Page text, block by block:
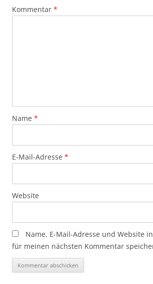
Kommentar *
Name *
E-Mail-Adresse *
Website
Name, E-Mail-Adresse und Website
für meinen nächsten Kommentar